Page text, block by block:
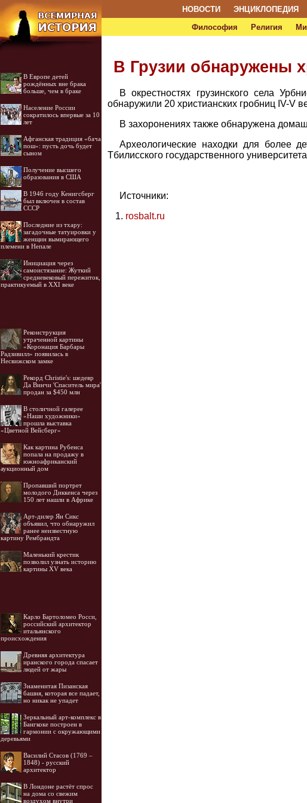
НОВОСТИ ЭНЦИКЛОПЕДИЯ
Философия
Религия
В Европе детей
рождённых вне брака
больше, чем в браке
Население России
сократилось впервые за 10
лет
Афганская традиция «бача
пош»: пусть дочь будет
сыном
Получение высшего
образования в США
В 1946 году Кенигсберг
был включен в состав
СССР
Последние из тхару:
загадочные татуировки у
женщин вымирающего
племени в Непале
Инициация через
самоистязание: Жуткий
средневековый пережиток,
практикуемый в XXI веке
Реконструкция
утраченной картины
«Коронация Барбары
Радзивилл» появилась в
Несвижском замке
Рекорд Christie's: шедевр
Да Винчи 'Спаситель мира'
продан за $450 млн
В столичной галерее
«Наши художники»
прошла выставка
«Цветной Вейсберг»
Как картина Рубенса
попала на продажу в
южноафриканский
аукционный дом
Пропавший портрет
молодого Диккенса через
150 лет нашли в Африке
Арт-дилер Ян Сикс
объявил, что обнаружил
ранее неизвестную
картину Рембрандта
Маленький крестик
позволил узнать историю
картины XV века
Карло Бартоломео Росси,
российский архитектор
итальянского
происхождения
Древняя архитектура
иранского города спасает
людей от жары
Знаменитая Пизанская
башня, которая все падает,
но никак не упадет
Зеркальный арт-комплекс в
Бангкоке построен в
гармонии с окружающими
деревьями
Василий Стасов (1769 –
1848) - русский
архитектор
В Лондоне растёт спрос
на дома со свежим
воздухом внутри
В Грузии обнаружены
В окрестностях грузинского села
обнаружили 20 христианских гробниц IV-V
В захоронениях также обнаружена
Археологические находки для более
Тбилисского государственного
Источники:
rosbalt.ru